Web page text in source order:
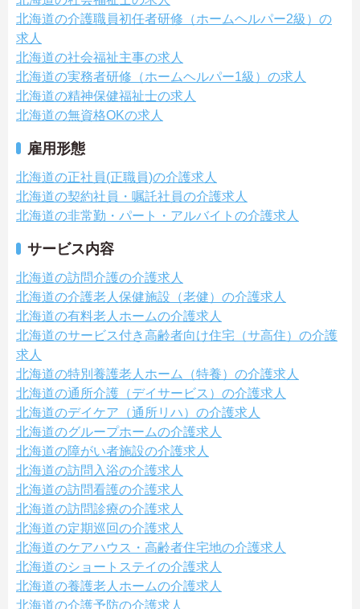
北海道の介護職員初任者研修（ホームヘルパー2級）の
求人
北海道の社会福祉主事の求人
北海道の実務者研修（ホームヘルパー1級）の求人
北海道の精神保健福祉士の求人
北海道の無資格OKの求人
雇用形態
北海道の正社員(正職員)の介護求人
北海道の契約社員・嘱託社員の介護求人
北海道の非常勤・パート・アルバイトの介護求人
サービス内容
北海道の訪問介護の介護求人
北海道の介護老人保健施設（老健）の介護求人
北海道の有料老人ホームの介護求人
北海道のサービス付き高齢者向け住宅（サ高住）の介護
求人
北海道の特別養護老人ホーム（特養）の介護求人
北海道の通所介護（デイサービス）の介護求人
北海道のデイケア（通所リハ）の介護求人
北海道のグループホームの介護求人
北海道の障がい者施設の介護求人
北海道の訪問入浴の介護求人
北海道の訪問看護の介護求人
北海道の訪問診療の介護求人
北海道の定期巡回の介護求人
北海道のケアハウス・高齢者住宅地の介護求人
北海道のショートステイの介護求人
北海道の養護老人ホームの介護求人
北海道の介護予防の介護求人